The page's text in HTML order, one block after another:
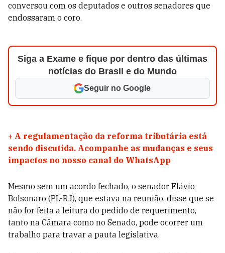
conversou com os deputados e outros senadores que
endossaram o coro.
Siga a Exame e fique por dentro das últimas
notícias do Brasil e do Mundo
Seguir no Google
+ A regulamentação da reforma tributária está
sendo discutida. Acompanhe as mudanças e seus
impactos no nosso canal do WhatsApp
Mesmo sem um acordo fechado, o senador Flávio
Bolsonaro (PL-RJ), que estava na reunião, disse que se
não for feita a leitura do pedido de requerimento,
tanto na Câmara como no Senado, pode ocorrer um
trabalho para travar a pauta legislativa.